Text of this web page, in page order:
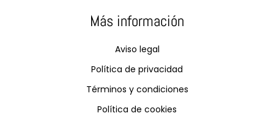
Más información
Aviso legal
Política de privacidad
Términos y condiciones
Política de cookies